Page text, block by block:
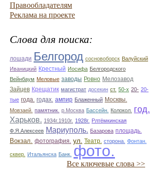
Правообладателям
Реклама на проекте
Слова для поиска:
лошади Белгород сосновоборск Валуйский
Иваницкий Крестный Иосифа Белгородского
Вейнбаум Меловые заводы Ровно Мелозавод
Зайцев Крещатик магистрат досекин ст. 50-х 20- 20-
тые года. годах. ампир Блаженный Москвы.
Мовзаей. памятник. р.Москва Бассейн. Колокол. год.
Харьков. 1934г.1910г. 1928г. Рлтёмкинская
Ф.Я.Алексеев Мариуполь. Базарова площадь.
Вокзал. фотография. ул. Театр. сторона. Фонтан.
сквер. Итальянска Банк. фото.
Все ключевые слова >>